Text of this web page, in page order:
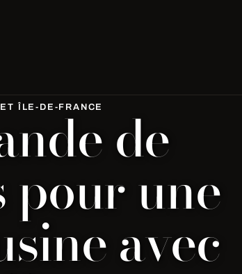
ÎLE-DE-FRANCE de
pour une
avec